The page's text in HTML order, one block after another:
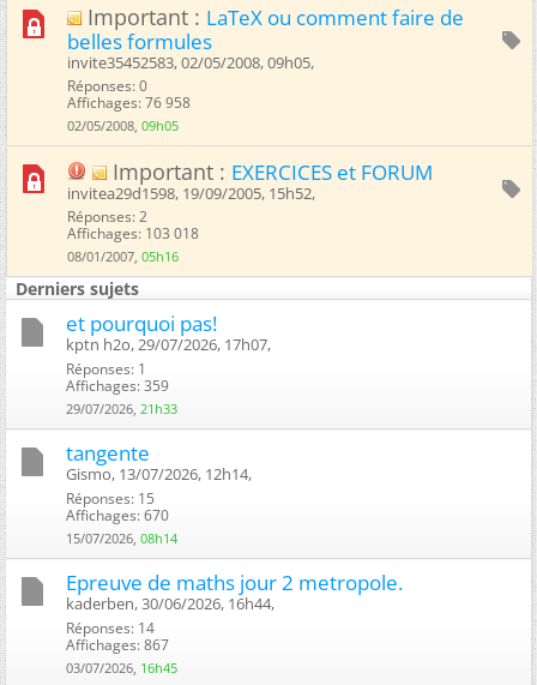
Important : LaTeX ou comment faire de
belles formules
invite35452583, 02/05/2008, 09h05, ‎
Réponses: 0
Affichages: 76 958
02/05/2008, 09h05
Important : EXERCICES et FORUM
invitea29d1598, 19/09/2005, 15h52, ‎
Réponses: 2
Affichages: 103 018
08/01/2007, 05h16
Derniers sujets
et pourquoi pas!
kptn h2o, 29/07/2026, 17h07, ‎
Réponses: 1
Affichages: 359
29/07/2026, 21h33
tangente
Gismo, 13/07/2026, 12h14, ‎
Réponses: 15
Affichages: 670
15/07/2026, 08h14
Epreuve de maths jour 2 metropole.
kaderben, 30/06/2026, 16h44, ‎
Réponses: 14
Affichages: 867
03/07/2026, 16h45